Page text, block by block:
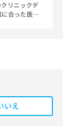
リニックデ
合った医療
ンに準拠し
編集部内に
療法規格協
いえ